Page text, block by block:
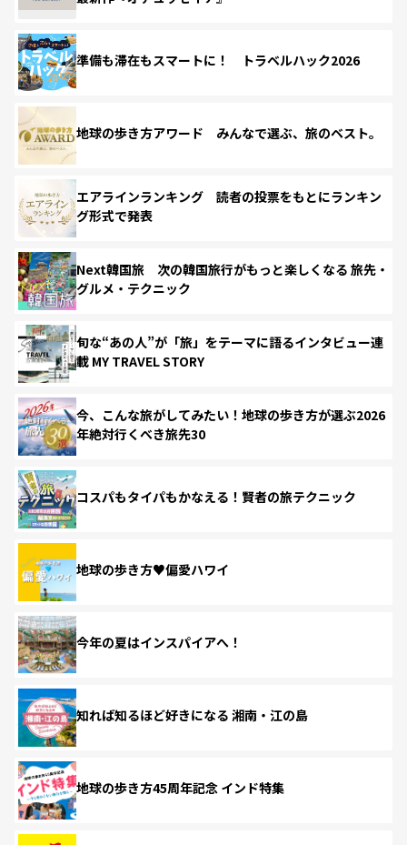
準備も滞在もスマートに！ トラベルハック2026
地球の歩き方アワード みんなで選ぶ、旅のベスト。
エアラインランキング 読者の投票をもとにランキン
グ形式で発表
Next韓国旅 次の韓国旅行がもっと楽しくなる 旅先・
グルメ・テクニック
旬な“あの人”が「旅」をテーマに語るインタビュー連
載 MY TRAVEL STORY
今、こんな旅がしてみたい！地球の歩き方が選ぶ2026
年絶対行くべき旅先30
コスパもタイパもかなえる！賢者の旅テクニック
地球の歩き方♥偏愛ハワイ
今年の夏はインスパイアへ！
知れば知るほど好きになる 湘南・江の島
地球の歩き方45周年記念 インド特集